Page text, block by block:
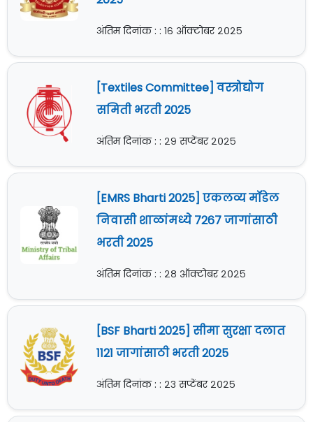
अंतिम दिनांक : : १६ ऑक्टोबर २०२५
[Textiles Committee] वस्त्रोद्योग
समिती भरती 2025
अंतिम दिनांक : : २९ सप्टेंबर २०२५
[EMRS Bharti 2025] एकलव्य मॉडेल
निवासी शाळांमध्ये 7267 जागांसाठी
भरती 2025
अंतिम दिनांक : : २८ ऑक्टोबर २०२५
[BSF Bharti 2025] सीमा सुरक्षा दलात
1121 जागांसाठी भरती 2025
अंतिम दिनांक : : २३ सप्टेंबर २०२५